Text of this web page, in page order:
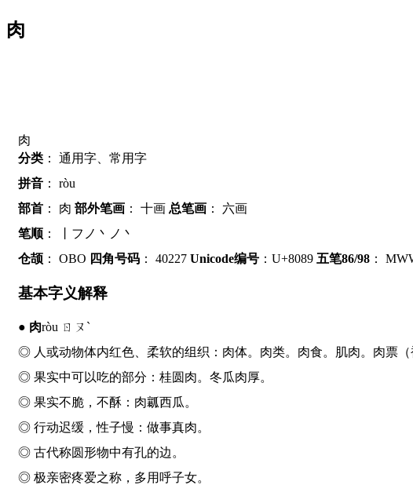
肉
肉
分类 ： 通用字、常用字
拼音 ： ròu
部首 ： 肉 部外笔画 ： 十画 总笔画 ： 六画
笔顺 ：
丨フノ丶ノ丶
仓颉 ： OBO 四角号码 ： 40227 Unicode编号 ：U+8089 五笔86/98 ：
基本字义解释
肉ròu ㄖㄡˋ
◎ 人或动物体内红色、柔软的组织： 肉体。 肉类。 肉食。肌肉。 肉票
◎ 果实中可以吃的部分：桂圆 肉。冬瓜肉厚。
◎ 果实不脆，不酥： 肉瓤西瓜。
◎ 行动迟缓，性子慢：做事真肉。
◎ 古代称圆形物中有孔的边。
◎ 极亲密疼爱之称，多用呼子女。